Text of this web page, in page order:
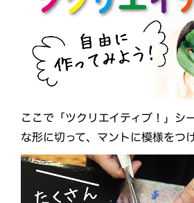
ここで「ツクリエイティブ！」シ
な形に切って、マントに模様をつ